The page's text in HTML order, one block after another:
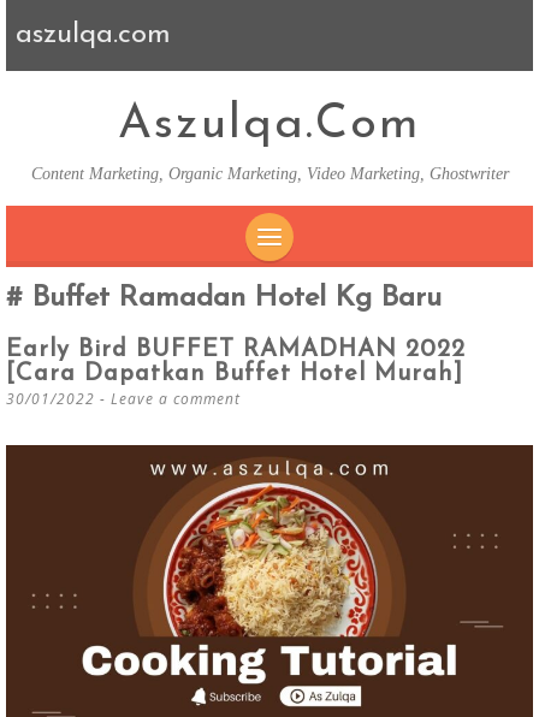
aszulqa.com
Aszulqa.com
Content Marketing, Organic Marketing, Video Marketing, Ghostwriter
SKIP TO CONTENT
Buffet Ramadan Hotel Kg Baru
Early Bird BUFFET RAMADHAN 2022
[Cara Dapatkan Buffet Hotel Murah]
30/01/2022 Leave a comment